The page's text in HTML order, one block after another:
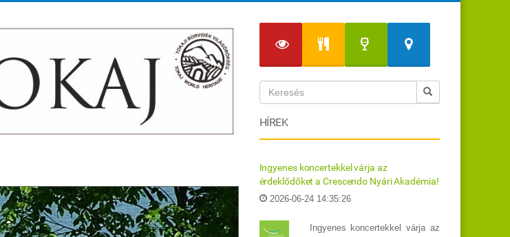
HÍREK
Ingyenes koncertekkel várja az
érdeklődőket a Crescendo Nyári Akadémia!
2026-06-24 14:35:26
Ingyenes koncertekkel várja az